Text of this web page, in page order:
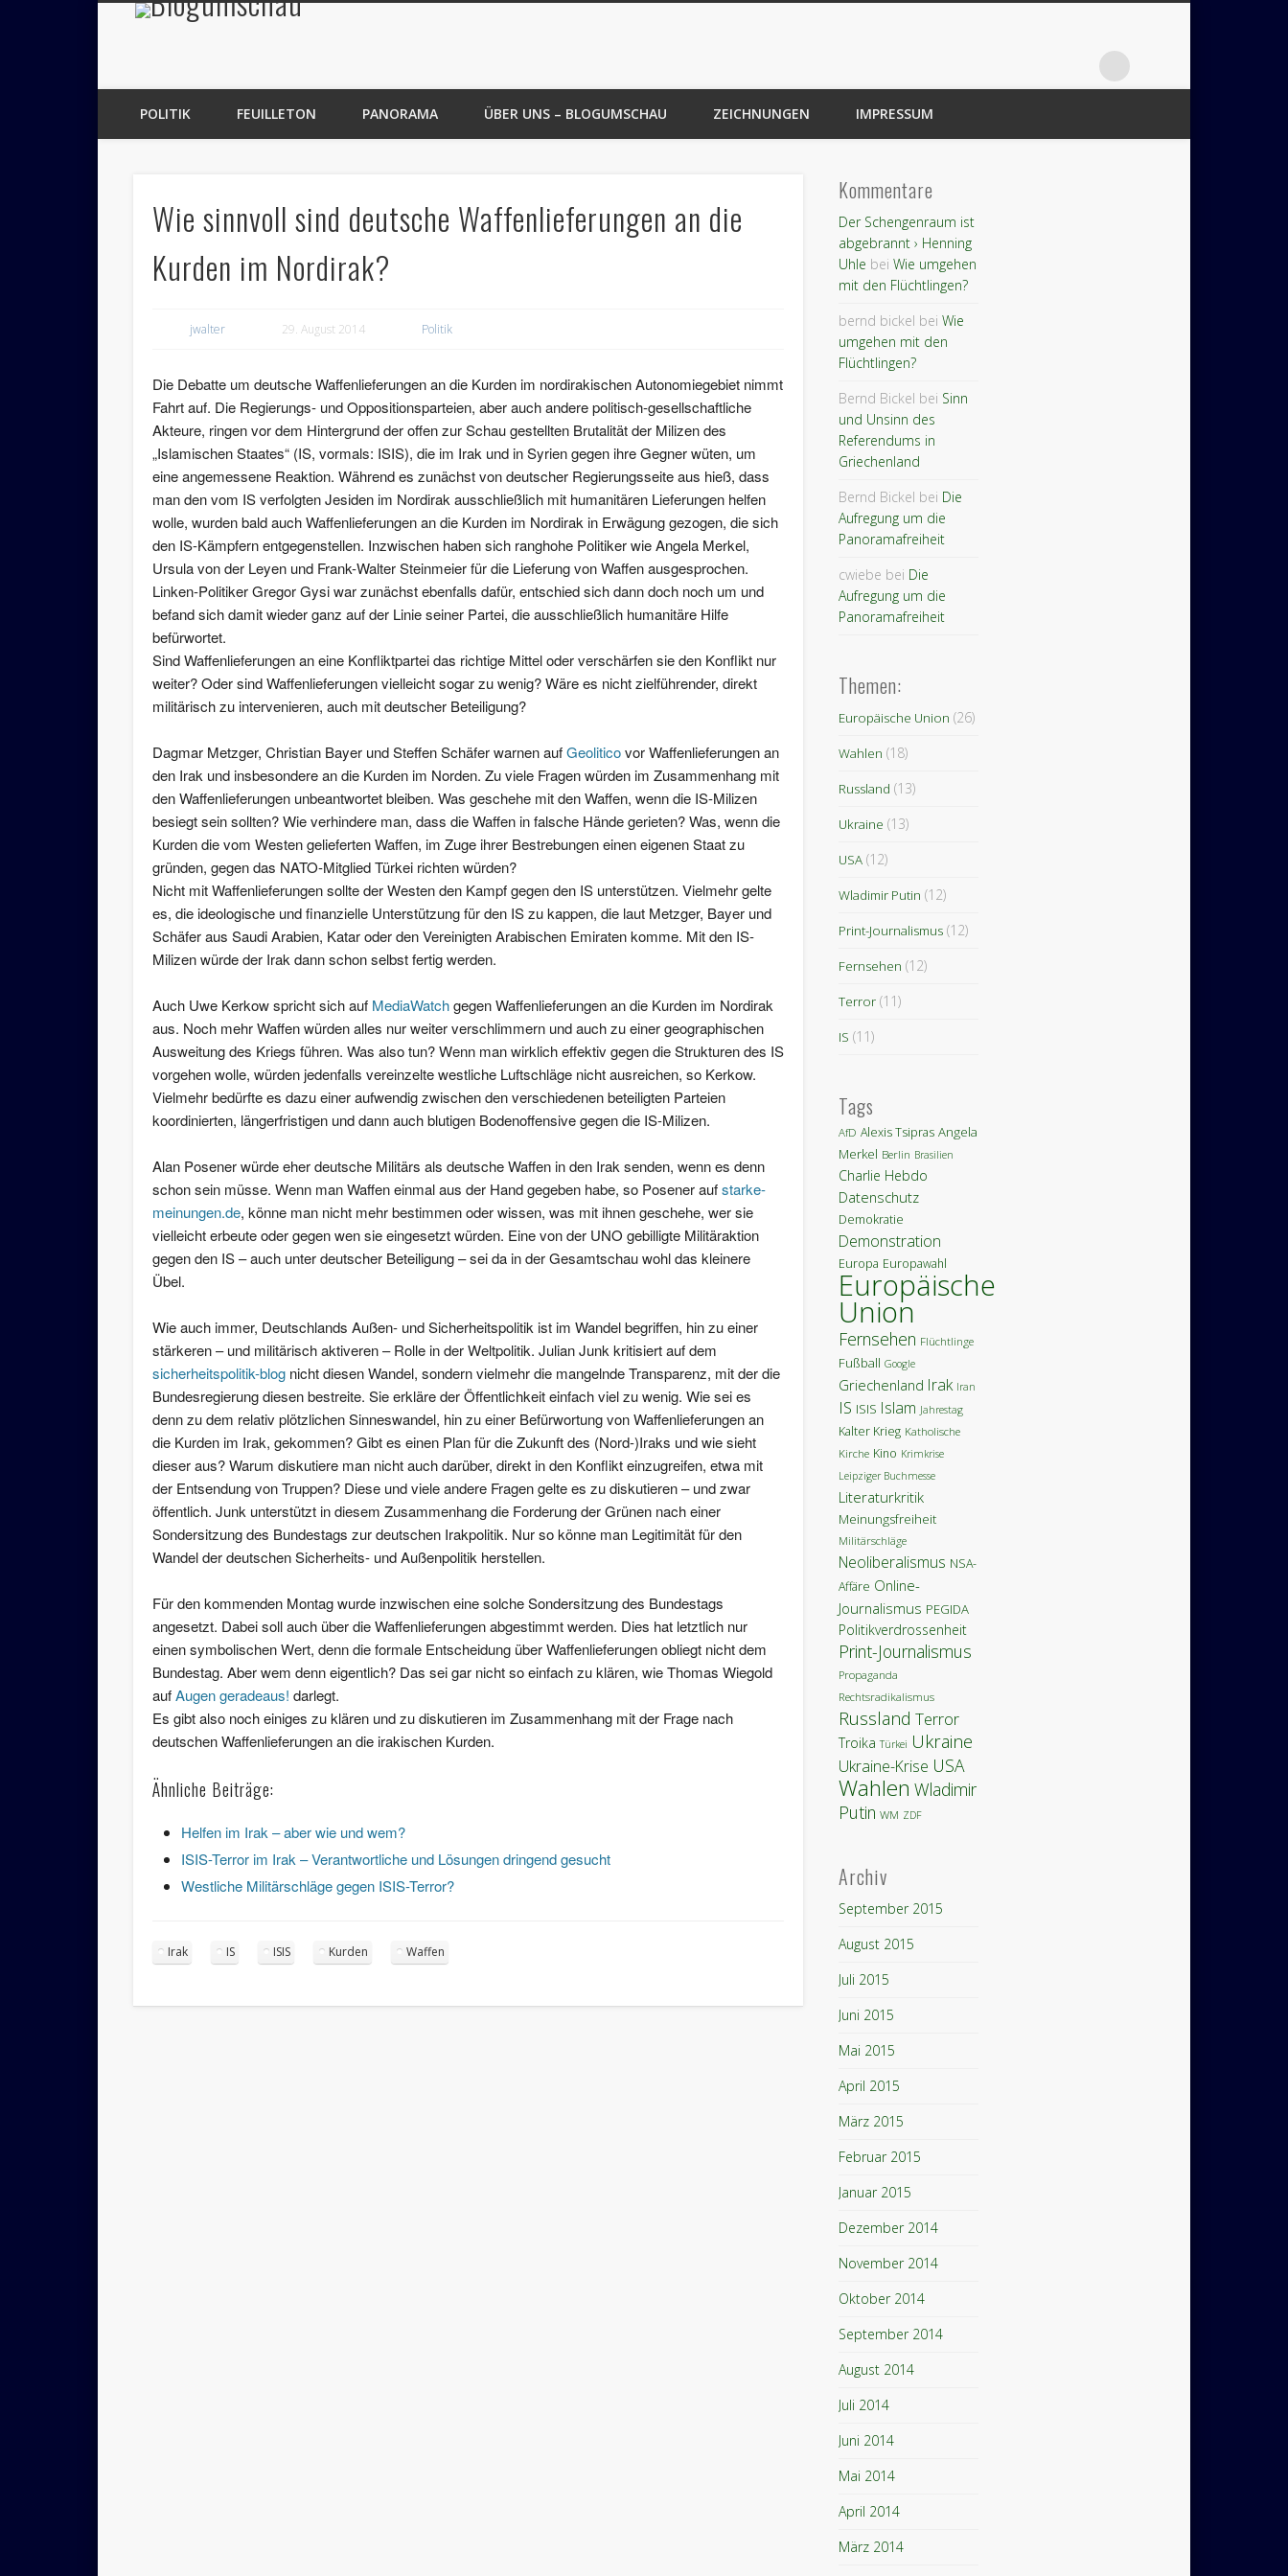
POLITIK FEUILLETON PANORAMA ÜBER UNS – BLOGUMSCHAU ZEICHNUNGEN IMPRESSUM
Wie sinnvoll sind deutsche Waffenlieferungen an die
Kurden im Nordirak?
jwalter 29. August 2014 Politik
Die Debatte um deutsche Waffenlieferungen an die Kurden im nordirakischen Autonomiegebiet nimmt
Fahrt auf. Die Regierungs- und Oppositionsparteien, aber auch andere politisch-gesellschaftliche
Akteure, ringen vor dem Hintergrund der offen zur Schau gestellten Brutalität der Milizen des
„Islamischen Staates“ (IS, vormals: ISIS), die im Irak und in Syrien gegen ihre Gegner wüten, um
eine angemessene Reaktion. Während es zunächst von deutscher Regierungsseite aus hieß, dass
man den vom IS verfolgten Jesiden im Nordirak ausschließlich mit humanitären Lieferungen helfen
wolle, wurden bald auch Waffenlieferungen an die Kurden im Nordirak in Erwägung gezogen, die sich
den IS-Kämpfern entgegenstellen. Inzwischen haben sich ranghohe Politiker wie Angela Merkel,
Ursula von der Leyen und Frank-Walter Steinmeier für die Lieferung von Waffen ausgesprochen.
Linken-Politiker Gregor Gysi war zunächst ebenfalls dafür, entschied sich dann doch noch um und
befand sich damit wieder ganz auf der Linie seiner Partei, die ausschließlich humanitäre Hilfe
befürwortet.
Sind Waffenlieferungen an eine Konfliktpartei das richtige Mittel oder verschärfen sie den Konflikt nur
weiter? Oder sind Waffenlieferungen vielleicht sogar zu wenig? Wäre es nicht zielführender, direkt
militärisch zu intervenieren, auch mit deutscher Beteiligung?
Dagmar Metzger, Christian Bayer und Steffen Schäfer warnen aufGeoliticovor Waffenlieferungen an
den Irak und insbesondere an die Kurden im Norden. Zu viele Fragen würden im Zusammenhang mit
den Waffenlieferungen unbeantwortet bleiben. Was geschehe mit den Waffen, wenn die IS-Milizen
besiegt sein sollten? Wie verhindere man, dass die Waffen in falsche Hände gerieten? Was, wenn die
Kurden die vom Westen gelieferten Waffen, im Zuge ihrer Bestrebungen einen eigenen Staat zu
gründen, gegen das NATO-Mitglied Türkei richten würden?
Nicht mit Waffenlieferungen sollte der Westen den Kampf gegen den IS unterstützen. Vielmehr gelte
es, die ideologische und finanzielle Unterstützung für den IS zu kappen, die laut Metzger, Bayer und
Schäfer aus Saudi Arabien, Katar oder den Vereinigten Arabischen Emiraten komme. Mit den IS-
Milizen würde der Irak dann schon selbst fertig werden.
Auch Uwe Kerkow spricht sich auf MediaWatchgegen Waffenlieferungen an die Kurden im Nordirak
aus. Noch mehr Waffen würden alles nur weiter verschlimmern und auch zu einer geographischen
Ausweitung des Kriegs führen. Was also tun? Wenn man wirklich effektiv gegen die Strukturen des IS
vorgehen wolle, würden jedenfalls vereinzelte westliche Luftschläge nicht ausreichen, so Kerkow.
Vielmehr bedürfte es dazu einer aufwendig zwischen den verschiedenen beteiligten Parteien
koordinierten, längerfristigen und dann auch blutigen Bodenoffensive gegen die IS-Milizen.
Alan Posener würde eher deutsche Militärs als deutsche Waffen in den Irak senden, wenn es denn
schon sein müsse. Wenn man Waffen einmal aus der Hand gegeben habe, so Posener aufstarke-
meinungen.de, könne man nicht mehr bestimmen oder wissen, was mit ihnen geschehe, wer sie
vielleicht erbeute oder gegen wen sie eingesetzt würden. Eine von der UNO gebilligte Militäraktion
gegen den IS – auch unter deutscher Beteiligung – sei da in der Gesamtschau wohl das kleinere
Übel.
Wie auch immer, Deutschlands Außen- und Sicherheitspolitik ist im Wandel begriffen, hin zu einer
stärkeren – und militärisch aktiveren – Rolle in der Weltpolitik. Julian Junk kritisiert auf dem
sicherheitspolitik-blognicht diesen Wandel, sondern vielmehr die mangelnde Transparenz, mit der die
Bundesregierung diesen bestreite. Sie erkläre der Öffentlichkeit einfach viel zu wenig. Wie sei es
denn zu dem relativ plötzlichen Sinneswandel, hin zu einer Befürwortung von Waffenlieferungen an
die Kurden im Irak, gekommen? Gibt es einen Plan für die Zukunft des (Nord-)Iraks und wie sieht
dieser aus? Warum diskutiere man nicht auch darüber, direkt in den Konflikt einzugreifen, etwa mit
der Entsendung von Truppen? Diese und viele andere Fragen gelte es zu diskutieren – und zwar
öffentlich. Junk unterstützt in diesem Zusammenhang die Forderung der Grünen nach einer
Sondersitzung des Bundestags zur deutschen Irakpolitik. Nur so könne man Legitimität für den
Wandel der deutschen Sicherheits- und Außenpolitik herstellen.
Für den kommenden Montag wurde inzwischen eine solche Sondersitzung des Bundestags
angesetzt. Dabei soll auch über die Waffenlieferungen abgestimmt werden. Dies hat letztlich nur
einen symbolischen Wert, denn die formale Entscheidung über Waffenlieferungen obliegt nicht dem
Bundestag. Aber wem denn eigentlich? Das sei gar nicht so einfach zu klären, wie Thomas Wiegold
aufAugen geradeaus! darlegt.
Es gibt also noch einiges zu klären und zu diskutieren im Zusammenhang mit der Frage nach
deutschen Waffenlieferungen an die irakischen Kurden.
Ähnliche Beiträge:
Helfen im Irak – aber wie und wem?
ISIS-Terror im Irak – Verantwortliche und Lösungen dringend gesucht
Westliche Militärschläge gegen ISIS-Terror?
Irak IS ISIS Kurden Waffen
Kommentare
Der Schengenraum ist
abgebrannt › Henning
Uhle bei Wie umgehen
mit den Flüchtlingen?
bernd bickel bei Wie
umgehen mit den
Flüchtlingen?
Bernd Bickel bei Sinn
und Unsinn des
Referendums in
Griechenland
Bernd Bickel bei Die
Aufregung um die
Panoramafreiheit
cwiebe bei Die
Aufregung um die
Panoramafreiheit
Themen:
Europäische Union (26)
Wahlen (18)
Russland (13)
Ukraine (13)
USA(12)
Wladimir Putin (12)
Print-Journalismus(12)
Fernsehen (12)
Terror(11)
IS (11)
Tags
AfD Alexis Tsipras Angela
Merkel Berlin Brasilien
Charlie Hebdo
Datenschutz
Demokratie
Demonstration
Europa Europawahl
Europäische
Union
Fernsehen Flüchtlinge
Fußball Google
Griechenland Irak Iran
IS ISIS Islam Jahrestag
Kalter Krieg Katholische
Kirche Kino Krimkrise
Leipziger Buchmesse
Literaturkritik
Meinungsfreiheit
Militärschläge
Neoliberalismus NSA-
Affäre Online-
Journalismus PEGIDA
Politikverdrossenheit
Print-Journalismus
Propaganda
Rechtsradikalismus
Russland Terror
Troika Türkei Ukraine
Ukraine-Krise USA
Wahlen Wladimir
Putin WM ZDF
Archiv
September 2015
August 2015
Juli 2015
Juni 2015
Mai 2015
April 2015
März 2015
Februar 2015
Januar 2015
Dezember 2014
November 2014
Oktober 2014
September 2014
August 2014
Juli 2014
Juni 2014
Mai 2014
April 2014
März 2014